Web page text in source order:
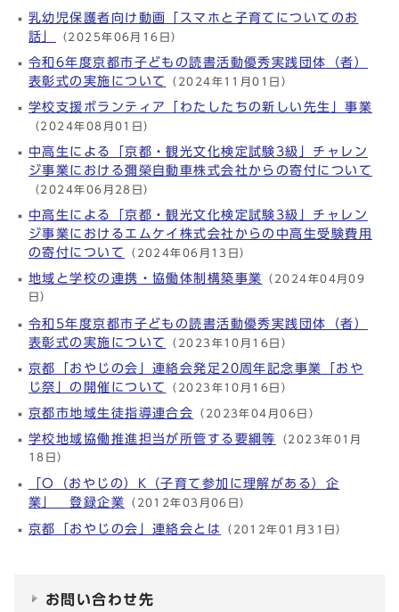
乳幼児保護者向け動画「スマホと子育てについてのお
話」
（2025年06月16日）
令和6年度京都市子どもの読書活動優秀実践団体（者）
表彰式の実施について
（2024年11月01日）
学校支援ボランティア「わたしたちの新しい先生」事業
（2024年08月01日）
中高生による「京都・観光文化検定試験3級」チャレン
ジ事業における彌榮自動車株式会社からの寄付について
（2024年06月28日）
中高生による「京都・観光文化検定試験3級」チャレン
ジ事業におけるエムケイ株式会社からの中高生受験費用
の寄付について
（2024年06月13日）
地域と学校の連携・協働体制構築事業 （2024年04月09
日）
令和5年度京都市子どもの読書活動優秀実践団体（者）
表彰式の実施について
（2023年10月16日）
京都「おやじの会」連絡会発足20周年記念事業「おや
じ祭」の開催について
（2023年10月16日）
京都市地域生徒指導連合会 （2023年04月06日）
学校地域協働推進担当が所管する要綱等 （2023年01月
18日）
「O（おやじの）K（子育て参加に理解がある）企
業」 登録企業 （2012年03月06日）
京都「おやじの会」連絡会とは （2012年01月31日）
お問い合わせ先